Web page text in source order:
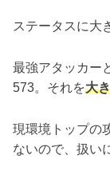
ステータスに大
最強アタッカー
573。それを大
現環境トップの
ないので、扱い